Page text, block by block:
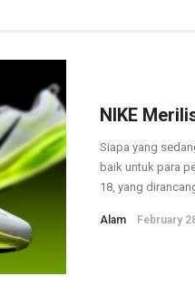
NIKE
Siapa yang
baik untuk para
18, yang
Alam February